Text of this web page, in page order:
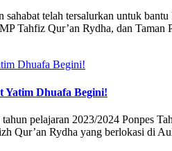
telah tersalurkan untuk
Tahfiz Qur’an Rydha, dan
Dhuafa Begini!
pelajaran 2023/2024 Ponpes
Qur’an Rydha yang berlokasi di